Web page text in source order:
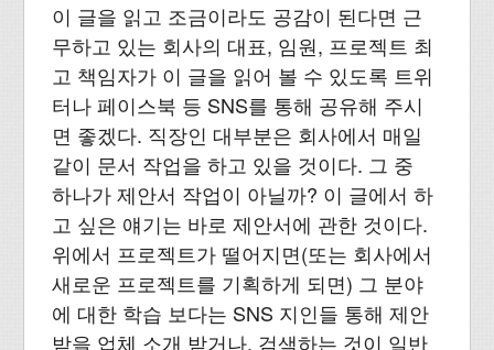
이 글을 읽고 조금이라도 공감이 된다면 근
무하고 있는 회사의 대표, 임원, 프로젝트 최
고 책임자가 이 글을 읽어 볼 수 있도록 트위
터나 페이스북 등 SNS를 통해 공유해 주시
면 좋겠다. 직장인 대부분은 회사에서 매일
같이 문서 작업을 하고 있을 것이다. 그 중
하나가 제안서 작업이 아닐까? 이 글에서 하
고 싶은 얘기는 바로 제안서에 관한 것이다.
위에서 프로젝트가 떨어지면(또는 회사에서
새로운 프로젝트를 기획하게 되면) 그 분야
에 대한 학습 보다는 SNS 지인들 통해 제안
받을 업체 소개 받거나, 검색하는 것이 일반